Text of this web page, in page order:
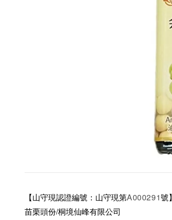
【山守現認證編號：山守現第A000291號】
苗栗頭份/桐境仙峰有限公司